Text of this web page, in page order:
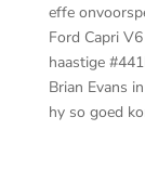
effe
Ford Capri
haastige
Brian Evans
hy so goed